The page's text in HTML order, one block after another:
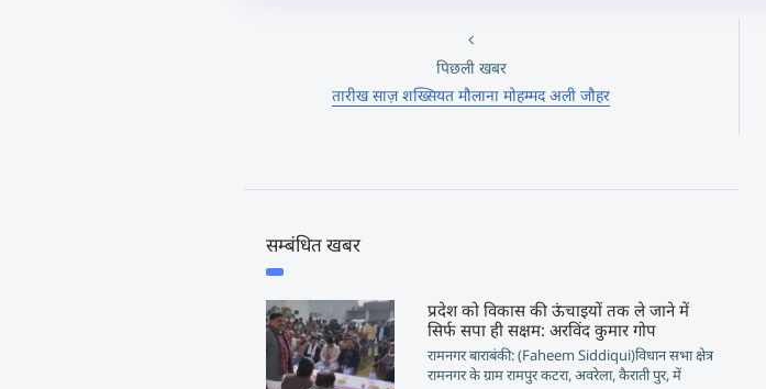
पिछली खबर
तारीख साज़ शख्सियत मौलाना मोहम्मद अली जौहर
सम्बंधित खबर
प्रदेश को विकास की ऊंचाइयों तक ले जाने में
सिर्फ सपा ही सक्षम: अरविंद कुमार गोप
रामनगर बाराबंकी: (Faheem Siddiqui)विधान सभा क्षेत्र
रामनगर के ग्राम रामपुर कटरा, अवरेला, कैराती पुर, में